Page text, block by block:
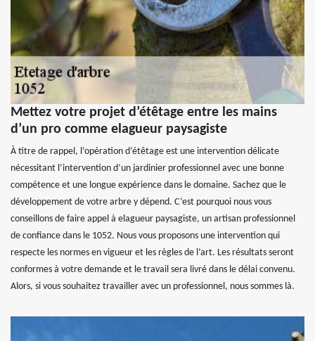
Mettez votre projet d’étêtage entre les mains
d’un pro comme elagueur paysagiste
À titre de rappel, l’opération d’étêtage est une intervention délicate
nécessitant l’intervention d’un jardinier professionnel avec une bonne
compétence et une longue expérience dans le domaine. Sachez que le
développement de votre arbre y dépend. C’est pourquoi nous vous
conseillons de faire appel à elagueur paysagiste, un artisan professionnel
de confiance dans le 1052. Nous vous proposons une intervention qui
respecte les normes en vigueur et les règles de l’art. Les résultats seront
conformes à votre demande et le travail sera livré dans le délai convenu.
Alors, si vous souhaitez travailler avec un professionnel, nous sommes là.